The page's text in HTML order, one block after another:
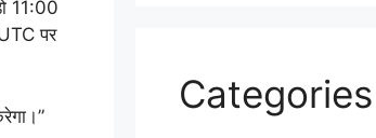
11:00
पर
Categories